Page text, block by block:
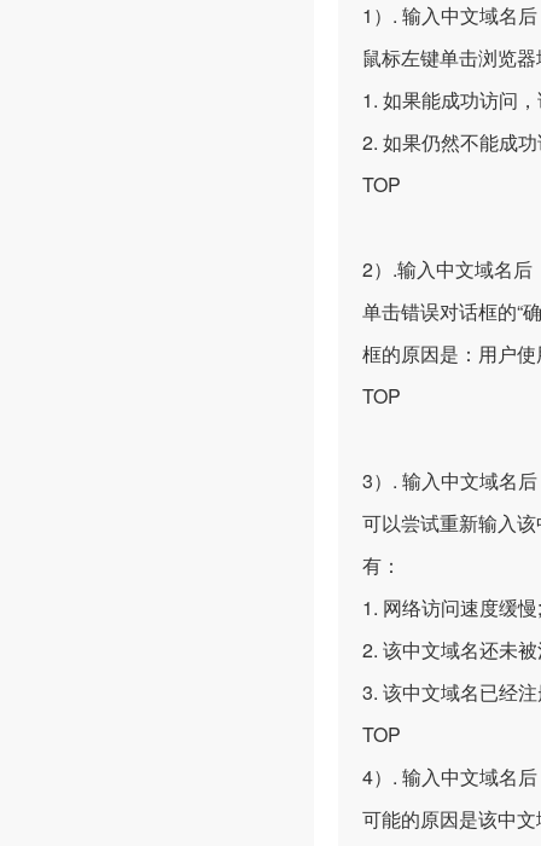
1）. 输入中文域名
鼠标左键单击浏览
1. 如果能成功访问
2. 如果仍然不能成
TOP
2）.输入中文域名
单击错误对话框的“
框的原因是：用户
TOP
3）. 输入中文域名
可以尝试重新输入
有：
1. 网络访问速度缓慢;
2. 该中文域名还未
3. 该中文域名已经
TOP
4）. 输入中文域名
可能的原因是该中